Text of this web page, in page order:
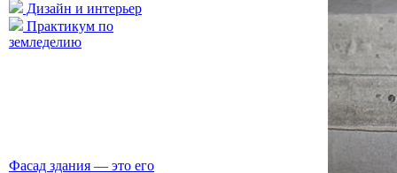
Дизайн и интерьер
Практикум по
земледелию
Фасад здания — это его